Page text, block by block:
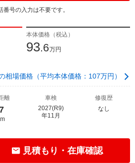
号の入力は不要です。
本体価格（税込）
93.6万円
相場価格（平均本体価格：107万円）
離
車検
2027(R9)
年11月
修復歴
なし
見積もり・在庫確認